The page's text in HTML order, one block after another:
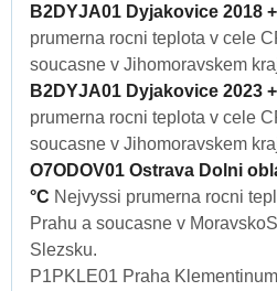
B2DYJA01 Dyjakovice 2018
prumerna rocni teplota v cele
soucasne v Jihomoravskem
B2DYJA01 Dyjakovice 2023
prumerna rocni teplota v cele
soucasne v Jihomoravskem
O7ODOV01 Ostrava Dolni
°C Nejvyssi prumerna rocni
Prahu a soucasne v
Slezsku.
P1PKLE01 Praha